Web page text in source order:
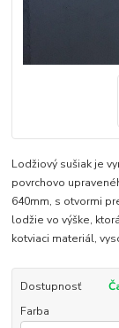
Lodžiový sušiak je
povrchovo
640mm, s otvormi
lodžie vo výške,
kotviaci materiál,
Dostupnosť
Farba